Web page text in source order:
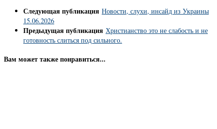
Следующая публикация Новости, слухи, инсайд из Украины
15.06.2026
Предыдущая публикация Христианство это не слабость и не
готовность слиться под сильного.
Вам может также понравиться...